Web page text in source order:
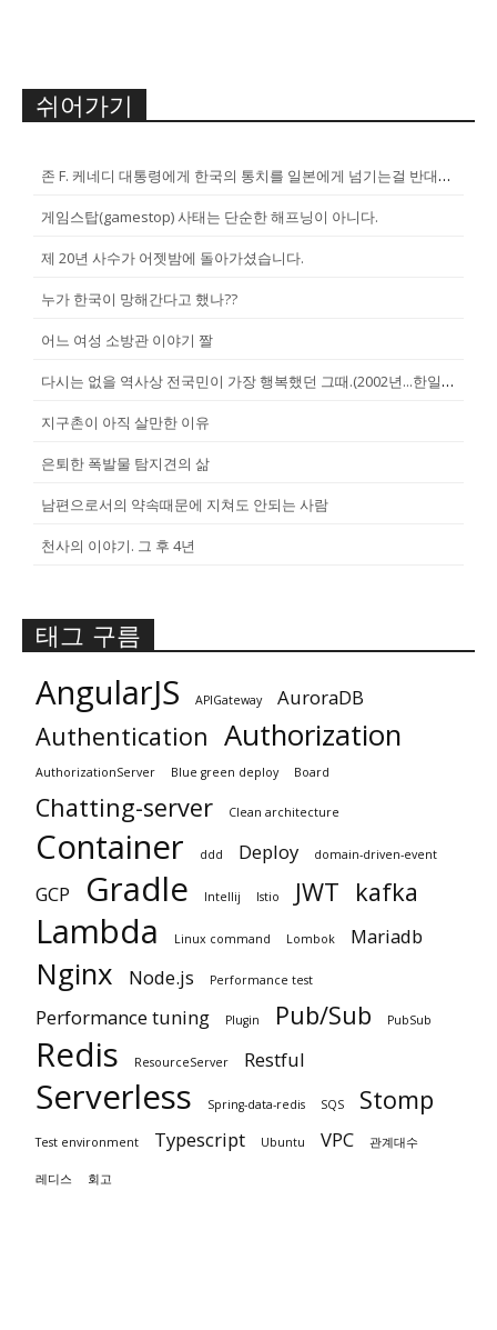
쉬어가기
존 F. 케네디 대통령에게 한국의 통치를 일본에게 넘기는걸 반대한 펄벅 ...
게임스탑(gamestop) 사태는 단순한 해프닝이 아니다.
제 20년 사수가 어젯밤에 돌아가셨습니다.
누가 한국이 망해간다고 했나??
어느 여성 소방관 이야기 짤
다시는 없을 역사상 전국민이 가장 행복했던 그때.(2002년...한일월드...
지구촌이 아직 살만한 이유
은퇴한 폭발물 탐지견의 삶
남편으로서의 약속때문에 지쳐도 안되는 사람
천사의 이야기. 그 후 4년
태그 구름
AngularJS APIGateway AuroraDB
Authentication Authorization
AuthorizationServer Blue green deploy Board
Chatting-server Clean architecture
Container ddd Deploy domain-driven-event
GCP Gradle Intellij Istio JWT kafka
Lambda Linux command Lombok Mariadb
Nginx Node.js Performance test
Performance tuning Plugin Pub/Sub PubSub
Redis ResourceServer Restful
Serverless Spring-data-redis SQS Stomp
Test environment Typescript Ubuntu VPC 관계대수
레디스 회고